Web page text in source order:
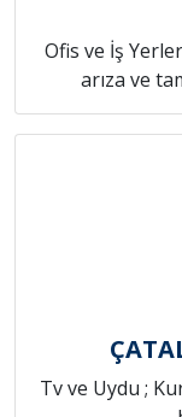
Ofis ve İş
arıza ve
Tv ve Uydu ;